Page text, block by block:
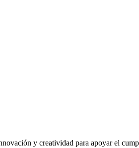
y creatividad para apoyar el